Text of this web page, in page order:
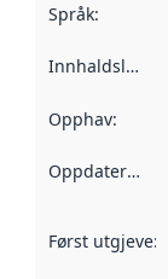
Språk:
Innhaldsleverandørar
Opphav:
Oppdateringsfrekvens
Først utgjeve: